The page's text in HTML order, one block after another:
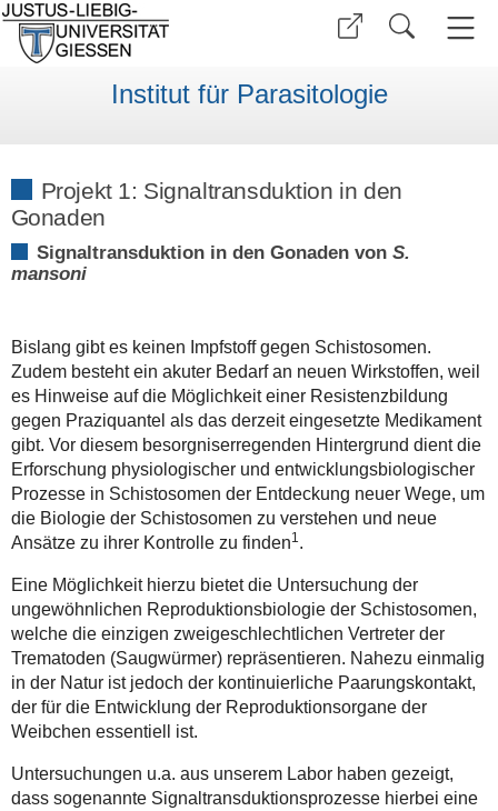
Institut für Parasitologie
Projekt 1: Signaltransduktion in den
Gonaden
Signaltransduktion in den Gonaden von S.
mansoni
Bislang gibt es keinen Impfstoff gegen Schistosomen.
Zudem besteht ein akuter Bedarf an neuen Wirkstoffen, weil
es Hinweise auf die Möglichkeit einer Resistenzbildung
gegen Praziquantel als das derzeit eingesetzte Medikament
gibt. Vor diesem besorgniserregenden Hintergrund dient die
Erforschung physiologischer und entwicklungsbiologischer
Prozesse in Schistosomen der Entdeckung neuer Wege, um
die Biologie der Schistosomen zu verstehen und neue
Ansätze zu ihrer Kontrolle zu finden1.
Eine Möglichkeit hierzu bietet die Untersuchung der
ungewöhnlichen Reproduktionsbiologie der Schistosomen,
welche die einzigen zweigeschlechtlichen Vertreter der
Trematoden (Saugwürmer) repräsentieren. Nahezu einmalig
in der Natur ist jedoch der kontinuierliche Paarungskontakt,
der für die Entwicklung der Reproduktionsorgane der
Weibchen essentiell ist.
Untersuchungen u.a. aus unserem Labor haben gezeigt,
dass sogenannte Signaltransduktionsprozesse hierbei eine